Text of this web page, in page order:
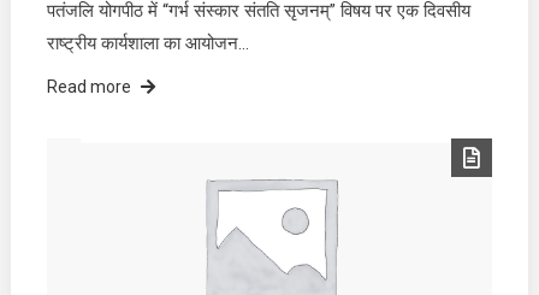
पतंजलि योगपीठ में “गर्भ संस्कार संतति सृजनम्” विषय पर एक दिवसीय
राष्ट्रीय कार्यशाला का आयोजन…
Read more